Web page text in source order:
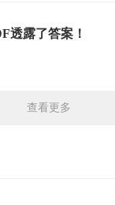
透露了答案！
查看更多